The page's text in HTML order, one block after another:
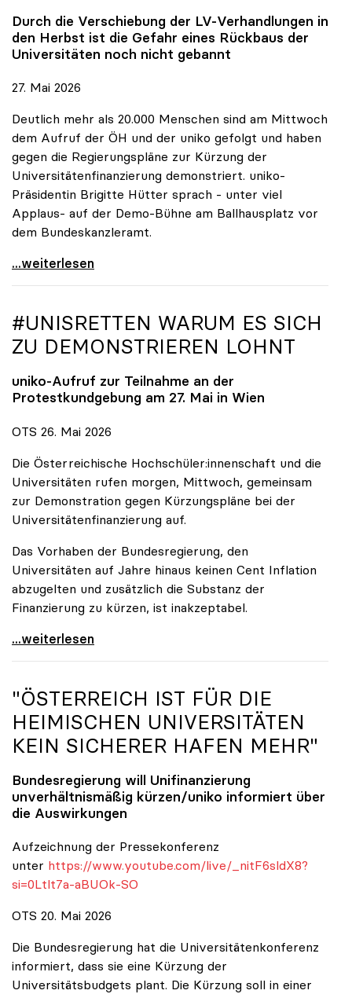
Durch die Verschiebung der LV-Verhandlungen in
den Herbst ist die Gefahr eines Rückbaus der
Universitäten noch nicht gebannt
27. Mai 2026
Deutlich mehr als 20.000 Menschen sind am Mittwoch
dem Aufruf der ÖH und der uniko gefolgt und haben
gegen die Regierungspläne zur Kürzung der
Universitätenfinanzierung demonstriert. uniko-
Präsidentin Brigitte Hütter sprach - unter viel
Applaus- auf der Demo-Bühne am Ballhausplatz vor
dem Bundeskanzleramt.
\"Wir nehmen es nicht hin\": Rede von
...weiterlesen
#UNISRETTEN WARUM ES SICH
ZU DEMONSTRIEREN LOHNT
uniko-Aufruf zur Teilnahme an der
Protestkundgebung am 27. Mai in Wien
OTS 26. Mai 2026
Die Österreichische Hochschüler:innenschaft und die
Universitäten rufen morgen, Mittwoch, gemeinsam
zur Demonstration gegen Kürzungspläne bei der
Universitätenfinanzierung auf.
Das Vorhaben der Bundesregierung, den
Universitäten auf Jahre hinaus keinen Cent Inflation
abzugelten und zusätzlich die Substanz der
Finanzierung zu kürzen, ist inakzeptabel.
#UnisRetten Warum es sich zu demonstrieren lohnt
...weiterlesen
"ÖSTERREICH IST FÜR DIE
HEIMISCHEN UNIVERSITÄTEN
KEIN SICHERER HAFEN MEHR"
Bundesregierung will Unifinanzierung
unverhältnismäßig kürzen/uniko informiert über
die Auswirkungen
Aufzeichnung der Pressekonferenz
unter https://www.youtube.com/live/_nitF6sldX8?
si=0Ltlt7a-aBUOk-SO
OTS 20. Mai 2026
Die Bundesregierung hat die Universitätenkonferenz
informiert, dass sie eine Kürzung der
Universitätsbudgets plant. Die Kürzung soll in einer